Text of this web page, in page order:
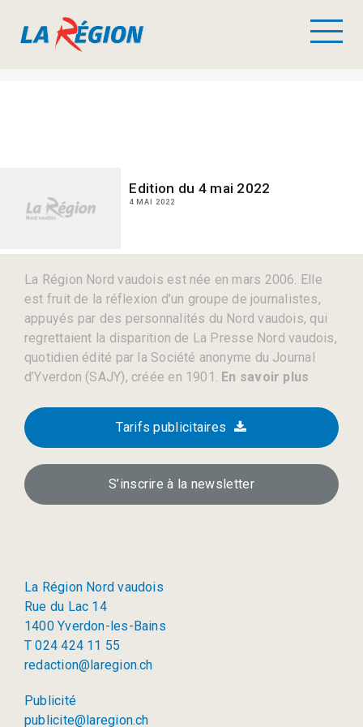
Edition du 4 mai 2022
4 MAI 2022
La Région Nord vaudois est née en mars 2006. Elle
est fruit de la réflexion d’un groupe de journalistes,
appuyés par des personnalités du Nord vaudois, qui
regrettaient la disparition de La Presse Nord vaudois,
quotidien édité par la Société anonyme du Journal
d’Yverdon (SAJY), créée en 1901. En savoir plus
Tarifs publicitaires
S’inscrire à la newsletter
La Région Nord vaudois
Rue du Lac 14
1400 Yverdon-les-Bains
T 024 424 11 55
redaction@laregion.ch
Publicité
publicite@laregion.ch